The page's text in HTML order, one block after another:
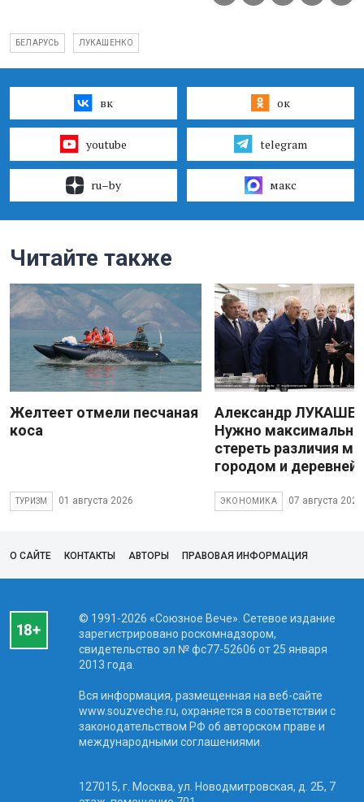
БЕЛАРУСЬ ЛУКАШЕНКО
вк ок
youtube telegram
ru–by макс
Читайте также
Желтеет отмели песчаная
коса
ТУРИЗМ 01 августа 2026
Александр
Нужно максимально
стереть различия
городом и деревней
ЭКОНОМИКА 07 августа 2026
О САЙТЕ КОНТАКТЫ АВТОРЫ ПРАВОВАЯ ИНФОРМАЦИЯ
© 1991-2026 «Союзное Вече». Сетевое издание
зарегистрировано роскомнадзором,
свидетельство эл № фc77-52606 от 25 января
2013 года.
Вся информация, размещенная на веб-сайте
www.souzveche.ru, охраняется в соответствии с
законодательством РФ об авторском праве и
международными соглашениями.
127015, г. Москва, ул. Новодмитровская, д. 2Б, 7